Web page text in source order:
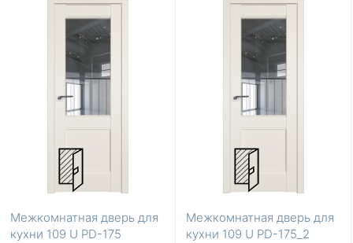
Межкомнатная дверь для
кухни 109 U PD-175
Межкомнатная дверь для
кухни 109 U PD-175_2